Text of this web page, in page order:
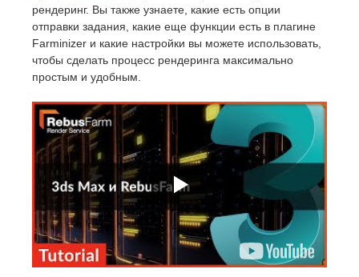
рендеринг. Вы также узнаете, какие есть опции
отправки задания, какие еще функции есть в плагине
Farminizer и какие настройки вы можете использовать,
чтобы сделать процесс рендеринга максимально
простым и удобным.